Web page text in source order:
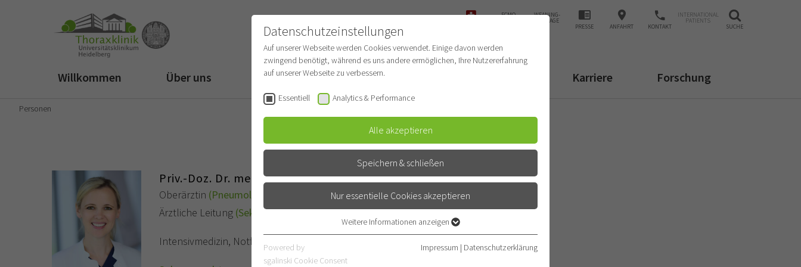
ECMO- WEANING-
ANFRAGE
PRESSE ANFAHRT KONTAKT
INTERNATIONAL
PATIENTS
SUCHE
Willkommen Über uns Für Patienten Für Ärzte Karriere Forschung
Personen
Priv.-Doz. Dr. med. Judith Brock
Oberärztin (Pneumologie und Beatmungsmedizin)
Ärztliche Leitung (Sektion Interdisziplinäre Endoskopie)
Intensivmedizin, Notfallmedizin, Ernährungsmedizin
Datenschutzeinstellungen
Auf unserer Webseite werden Cookies verwendet. Einige davon werden
zwingend benötigt, während es uns andere ermöglichen, Ihre Nutzererfahrung
auf unserer Webseite zu verbessern.
Essentiell Analytics & Performance
Alle akzeptieren
Speichern & schließen
Nur essentielle Cookies akzeptieren
Essentielle Cookies werden für grundlegende Funktionen der Webseite
benötigt. Dadurch ist gewährleistet, dass die Webseite einwandfrei
Weitere Informationen anzeigen
Powered by
sgalinski Cookie Consent
Impressum | Datenschutzerklärung